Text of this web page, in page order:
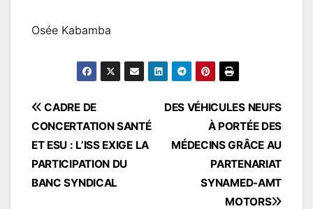
Osée Kabamba
Navigation
de
l’article
DES VÉHICULES NEUFS
À PORTÉE DES
MÉDECINS GRÂCE AU
PARTENARIAT
SYNAMED-AMT
MOTORS
CADRE DE
CONCERTATION SANTÉ
ET ESU : L’ISS EXIGE LA
PARTICIPATION DU
BANC SYNDICAL